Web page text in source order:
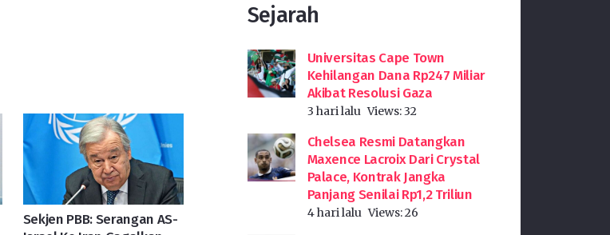
Sekjen PBB: Serangan AS-
Sejarah
Universitas Cape Town
Kehilangan Dana Rp247 Miliar
Akibat Resolusi Gaza
3 hari lalu Views:32
Chelsea Resmi Datangkan
Maxence Lacroix Dari Crystal
Palace, Kontrak Jangka
Panjang Senilai Rp1,2 Triliun
4 hari lalu Views:26